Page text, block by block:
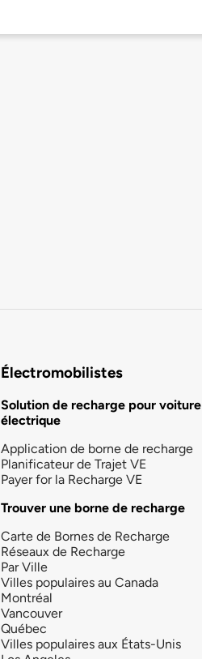
Électromobilistes
Solution de recharge pour voiture
électrique
Application de borne de recharge
Planificateur de Trajet VE
Payer for la Recharge VE
Trouver une borne de recharge
Carte de Bornes de Recharge
Réseaux de Recharge
Par Ville
Villes populaires au Canada
Montréal
Vancouver
Québec
Villes populaires aux États-Unis